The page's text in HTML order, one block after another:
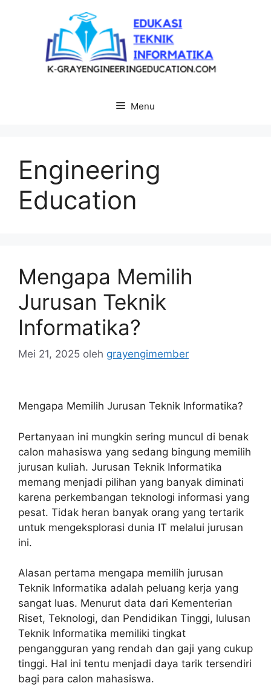
Menu
Engineering
Education
Mengapa Memilih
Jurusan Teknik
Informatika?
Mei 21, 2025 oleh grayengimember
Mengapa Memilih Jurusan Teknik Informatika?
Pertanyaan ini mungkin sering muncul di benak
calon mahasiswa yang sedang bingung memilih
jurusan kuliah. Jurusan Teknik Informatika
memang menjadi pilihan yang banyak diminati
karena perkembangan teknologi informasi yang
pesat. Tidak heran banyak orang yang tertarik
untuk mengeksplorasi dunia IT melalui jurusan
ini.
Alasan pertama mengapa memilih jurusan
Teknik Informatika adalah peluang kerja yang
sangat luas. Menurut data dari Kementerian
Riset, Teknologi, dan Pendidikan Tinggi, lulusan
Teknik Informatika memiliki tingkat
pengangguran yang rendah dan gaji yang cukup
tinggi. Hal ini tentu menjadi daya tarik tersendiri
bagi para calon mahasiswa.